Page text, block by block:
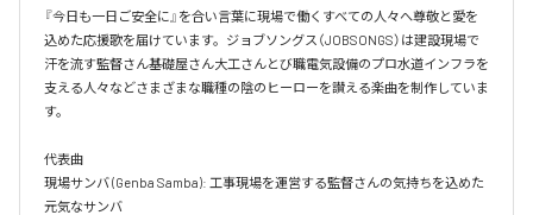
『今日も一日ご安全に』を合い言葉に現場で働くすべての人々へ尊敬と愛を
込めた応援歌を届けています。ジョブソングス（JOBSONGS）は建設現場で
汗を流す監督さん基礎屋さん大工さんとび職電気設備のプロ水道インフラを
支える人々などさまざまな職種の陰のヒーローを讃える楽曲を制作していま
す。
代表曲
現場サンバ (Genba Samba): 工事現場を運営する監督さんの気持ちを込めた
元気なサンバ